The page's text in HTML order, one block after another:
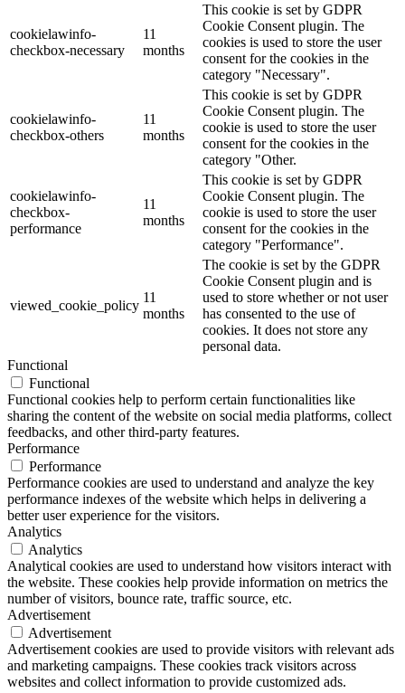
cookielawinfo-
checkbox-necessary
11
months
This cookie is set by GDPR
Cookie Consent plugin. The
cookies is used to store the user
consent for the cookies in the
category "Necessary".
cookielawinfo-
checkbox-others
11
months
This cookie is set by GDPR
Cookie Consent plugin. The
cookie is used to store the user
consent for the cookies in the
category "Other.
cookielawinfo-
checkbox-
performance
11
months
This cookie is set by GDPR
Cookie Consent plugin. The
cookie is used to store the user
consent for the cookies in the
category "Performance".
viewed_cookie_policy
11
months
The cookie is set by the GDPR
Cookie Consent plugin and is
used to store whether or not user
has consented to the use of
cookies. It does not store any
personal data.
Functional
Functional
Functional cookies help to perform certain functionalities like
sharing the content of the website on social media platforms, collect
feedbacks, and other third-party features.
Performance
Performance
Performance cookies are used to understand and analyze the key
performance indexes of the website which helps in delivering a
better user experience for the visitors.
Analytics
Analytics
Analytical cookies are used to understand how visitors interact with
the website. These cookies help provide information on metrics the
number of visitors, bounce rate, traffic source, etc.
Advertisement
Advertisement
Advertisement cookies are used to provide visitors with relevant ads
and marketing campaigns. These cookies track visitors across
websites and collect information to provide customized ads.